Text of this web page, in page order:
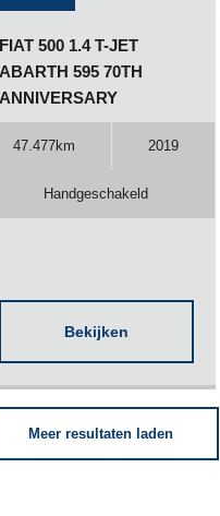
FIAT 500 1.4 T-JET
ABARTH 595 70TH
ANNIVERSARY
47.477km 2019
Handgeschakeld
Bekijken
Meer resultaten laden